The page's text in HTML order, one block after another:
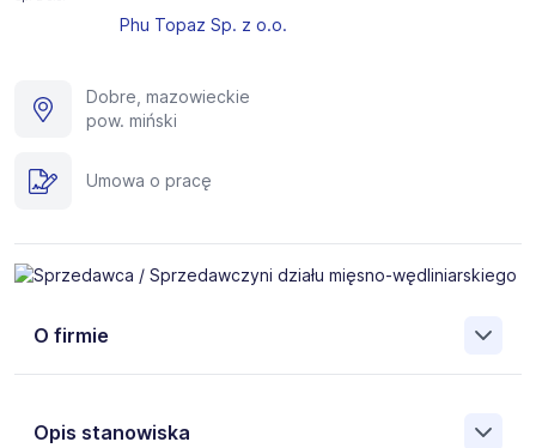
Phu Topaz Sp. z o.o.
Dobre, mazowieckie
pow. miński
Umowa o pracę
O firmie
Opis stanowiska